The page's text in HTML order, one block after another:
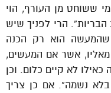
ששוחט מן העורף, הוי
הרי לפניך שיש
שהמעשה הוא רק הכנה
אשר אם המעשים,
לא קיים כלום. וכן
בלא נשמה”. אם כן צריך